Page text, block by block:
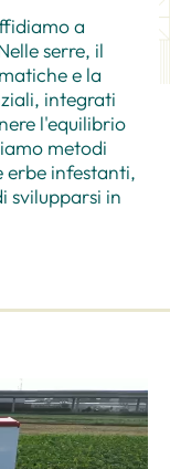
a
serre, il
e la
integrati
l'equilibrio
metodi
erbe infestanti,
svilupparsi in